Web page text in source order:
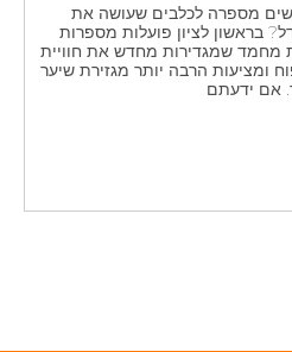
מספרה לכלבים שעושה את
בראשון לציון פועלות מספרות
מחמד שמגדירות מחדש את חוויית
ומציעות הרבה יותר מגזירת שיער
אם ידעתם